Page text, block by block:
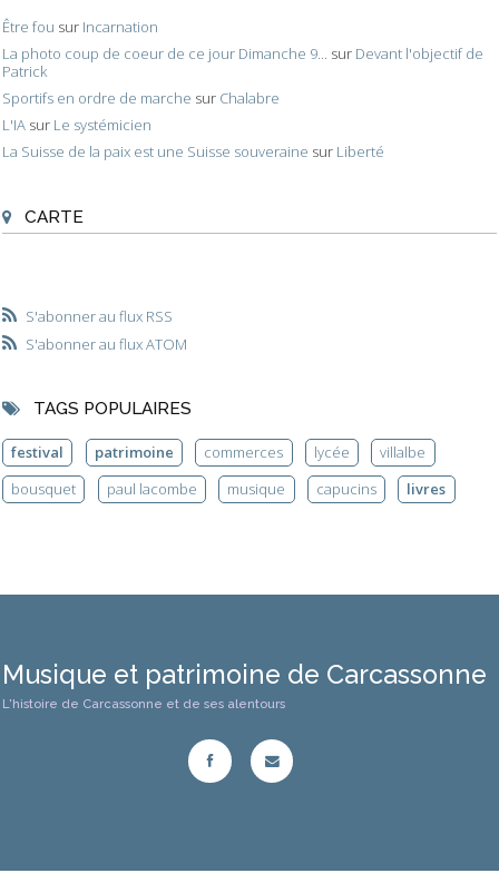
Être fou sur Incarnation
La photo coup de coeur de ce jour Dimanche 9... sur Devant l'objectif de
Patrick
Sportifs en ordre de marche sur Chalabre
L'IA sur Le systémicien
La Suisse de la paix est une Suisse souveraine sur Liberté
CARTE
S'abonner au flux RSS
S'abonner au flux ATOM
TAGS POPULAIRES
festival patrimoine commerces lycée
villalbe
bousquet
paul lacombe musique capucins livres
Musique et patrimoine de Carcassonne
L'histoire de Carcassonne et de ses alentours